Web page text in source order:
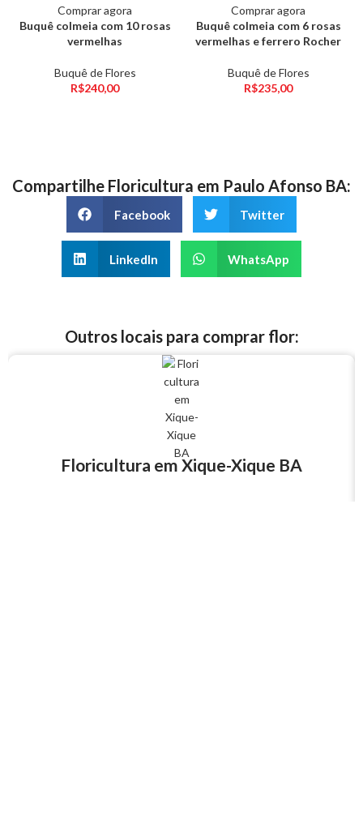
Comprar agora
Buquê colmeia com 10 rosas
vermelhas
Buquê de Flores
R$240,00
Comprar agora
Buquê colmeia com 6 rosas
vermelhas e ferrero Rocher
Buquê de Flores
R$235,00
Compartilhe Floricultura em Paulo Afonso BA:
Facebook Twitter
LinkedIn WhatsApp
Outros locais para comprar flor:
Floricultura em Xique-Xique BA